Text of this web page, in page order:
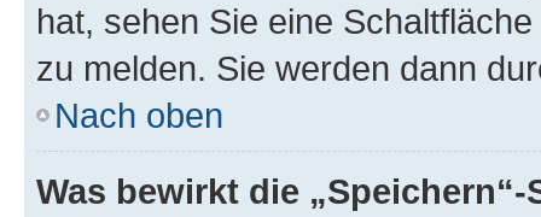
hat, sehen Sie eine
zu melden. Sie werden dann
Nach oben
Was bewirkt die